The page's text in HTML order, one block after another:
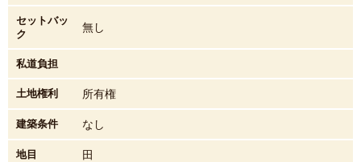
セットバッ
ク
無し
私道負担
土地権利 所有権
建築条件 なし
地目 田